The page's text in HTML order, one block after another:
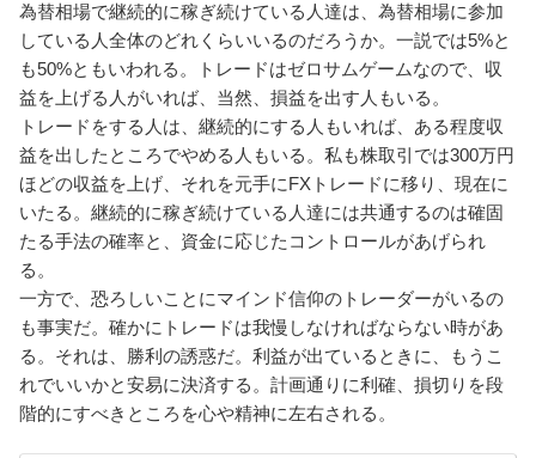
為替相場で継続的に稼ぎ続けている人達は、為替相場に参加
している人全体のどれくらいいるのだろうか。一説では5%と
も50%ともいわれる。トレードはゼロサムゲームなので、収
益を上げる人がいれば、当然、損益を出す人もいる。
トレードをする人は、継続的にする人もいれば、ある程度収
益を出したところでやめる人もいる。私も株取引では300万円
ほどの収益を上げ、それを元手にFXトレードに移り、現在に
いたる。継続的に稼ぎ続けている人達には共通するのは確固
たる手法の確率と、資金に応じたコントロールがあげられ
る。
一方で、恐ろしいことにマインド信仰のトレーダーがいるの
も事実だ。確かにトレードは我慢しなければならない時があ
る。それは、勝利の誘惑だ。利益が出ているときに、もうこ
れでいいかと安易に決済する。計画通りに利確、損切りを段
階的にすべきところを心や精神に左右される。